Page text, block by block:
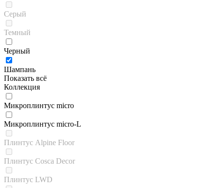
Серый
Темный
Черный
Шампань
Показать всё
Коллекция
Микроплинтус micro
Микроплинтус micro-L
Плинтус Alpine Floor
Плинтус Cosca Decor
Плинтус LWD